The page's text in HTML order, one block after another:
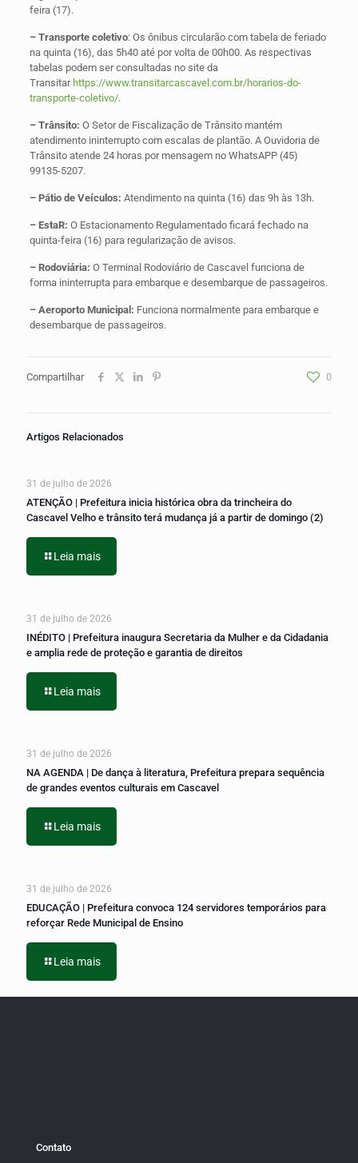
feira (17).
– Transporte coletivo: Os ônibus circularão com tabela de feriado
na quinta (16), das 5h40 até por volta de 00h00. As respectivas
tabelas podem ser consultadas no site da
Transitar https://www.transitarcascavel.com.br/horarios-do-
transporte-coletivo/.
– Trânsito: O Setor de Fiscalização de Trânsito mantém
atendimento ininterrupto com escalas de plantão. A Ouvidoria de
Trânsito atende 24 horas por mensagem no WhatsAPP (45)
99135-5207.
– Pátio de Veículos: Atendimento na quinta (16) das 9h às 13h.
– EstaR: O Estacionamento Regulamentado ficará fechado na
quinta-feira (16) para regularização de avisos.
– Rodoviária: O Terminal Rodoviário de Cascavel funciona de
forma ininterrupta para embarque e desembarque de passageiros.
– Aeroporto Municipal: Funciona normalmente para embarque e
desembarque de passageiros.
Compartilhar 0
Artigos Relacionados
31 de julho de 2026
ATENÇÃO | Prefeitura inicia histórica obra da trincheira do
Cascavel Velho e trânsito terá mudança já a partir de domingo (2)
Leia mais
31 de julho de 2026
INÉDITO | Prefeitura inaugura Secretaria da Mulher e da Cidadania
e amplia rede de proteção e garantia de direitos
Leia mais
31 de julho de 2026
NA AGENDA | De dança à literatura, Prefeitura prepara sequência
de grandes eventos culturais em Cascavel
Leia mais
31 de julho de 2026
EDUCAÇÃO | Prefeitura convoca 124 servidores temporários para
reforçar Rede Municipal de Ensino
Leia mais
Contato